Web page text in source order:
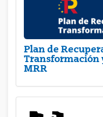
Plan de
Transformación
MRR